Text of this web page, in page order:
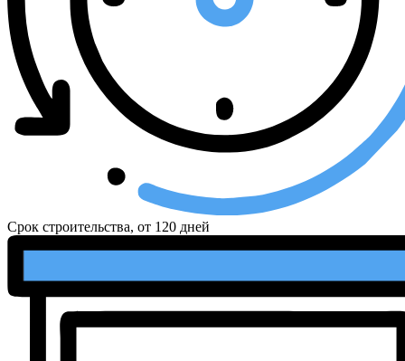
Срок строительства, от 120 дней